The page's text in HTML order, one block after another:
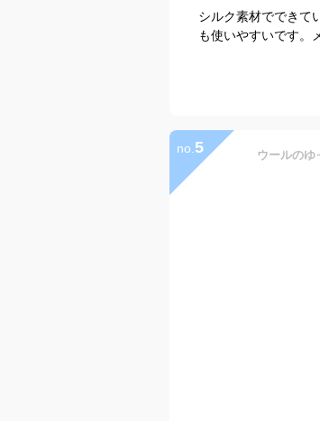
シルク素材でできて
も使いやすいです。
no. 5